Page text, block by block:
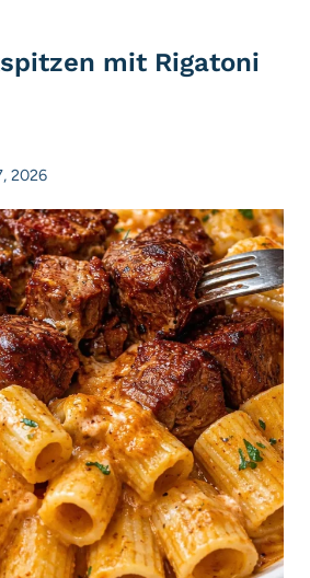
mit Rigatoni
2026